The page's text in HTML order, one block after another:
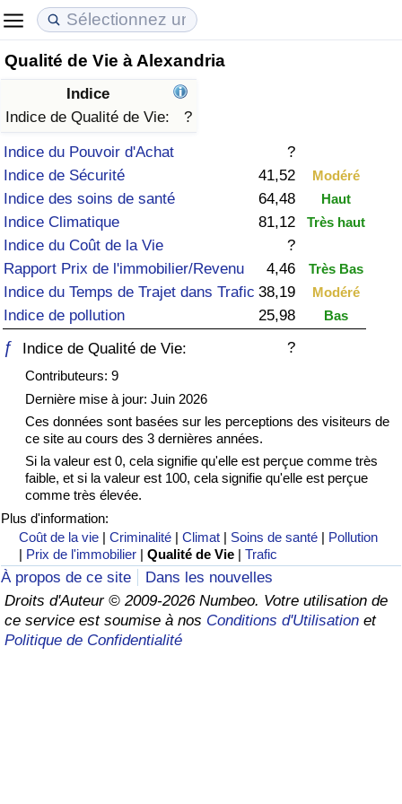
Qualité de Vie à Alexandria
Indice
Indice de Qualité de Vie:
?
Indice du Pouvoir d'Achat
?
Indice de Sécurité
41,52 Modéré
Indice des soins de santé 64,48 Haut
Indice Climatique 81,12 Très haut
Indice du Coût de la Vie
?
Rapport Prix de l'immobilier/Revenu
4,46 Très Bas
Indice du Temps de Trajet dans Trafic 38,19 Modéré
Indice de pollution 25,98 Bas
ƒ Indice de Qualité de Vie: ?
Contributeurs: 9
Dernière mise à jour: Juin 2026
Ces données sont basées sur les perceptions des visiteurs de
ce site au cours des 3 dernières années.
Si la valeur est 0, cela signifie qu'elle est perçue comme très
faible, et si la valeur est 100, cela signifie qu'elle est perçue
comme très élevée.
Plus d'information:
Coût de la vie |Criminalité |Climat | Soins de santé | Pollution
| Prix de l'immobilier |Qualité de Vie |Trafic
À propos de ce site
Dans les nouvelles
Droits d'Auteur © 2009-2026 Numbeo. Votre utilisation de
ce service est soumise à nos Conditions d'Utilisation et
Politique de Confidentialité
Coût de la vie
Indice du Coût de la Vie (Actuel)
Indice du Coût de la Vie
Indice du coût de la vie par pays
à Akaba
Prix de l'immobilier
Indice des Prix de l'immobilier (Actuel)
Indice des Prix de l'immobilier
Indice des Prix de l'immobilier par Pays
Qualité de Vie
Indice de Qualité de Vie
Indice de Qualité de Vie (Actuel)
Indice de qualité de vie par pays
Criminalité
Indice de Criminalité (Actuel)
Indice de Criminalité
Soins de santé
Indice des soins de santé (Actuel)
Indice des soins de santé
Indice des soins de santé par Pays
Pollution